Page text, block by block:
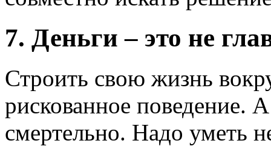
7. Деньги – это не
Строить свою жизнь
рискованное поведение.
смертельно. Надо уметь